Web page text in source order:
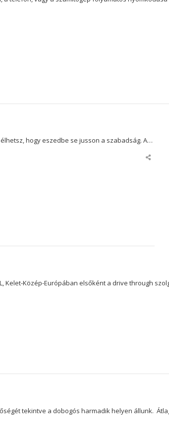
hogy eszedbe se jusson a szabadság. A…
Share
Közép-Európában elsőként a drive through
tekintve a dobogós harmadik helyen állunk.